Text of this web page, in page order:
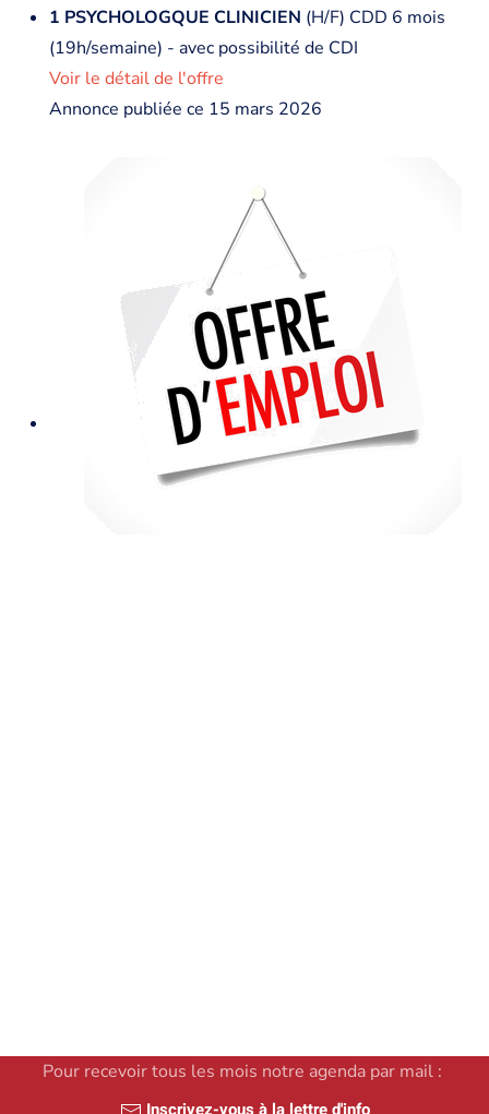
1 PSYCHOLOGQUE CLINICIEN (H/F) CDD 6 mois
(19h/semaine) - avec possibilité de CDI
Voir le détail de l'offre
Annonce publiée ce 15 mars 2026
Pour recevoir tous les mois notre agenda par mail :